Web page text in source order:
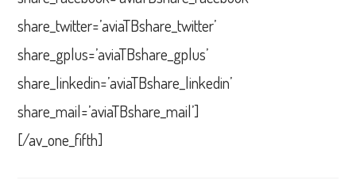
share_twitter=’aviaTBshare_twitter’
share_gplus=’aviaTBshare_gplus’
share_linkedin=’aviaTBshare_linkedin’
share_mail=’aviaTBshare_mail’]
[/av_one_fifth]